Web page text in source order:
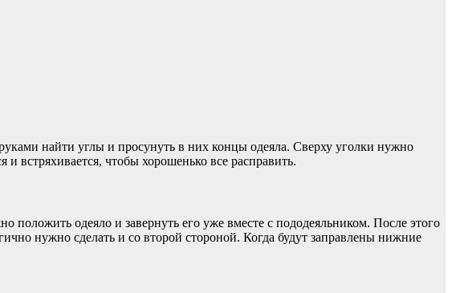
найти углы и просунуть в них концы одеяла. Сверху уголки нужно
встряхивается, чтобы хорошенько все расправить.
одеяло и завернуть его уже вместе с пододеяльником. После этого
нужно сделать и со второй стороной. Когда будут заправлены нижние